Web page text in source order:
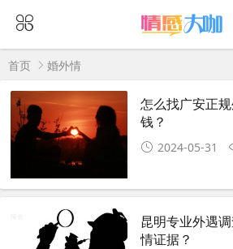
首页 婚外情
怎么找广安正
钱？
2024-05-31
昆明专业外遇
情证据？